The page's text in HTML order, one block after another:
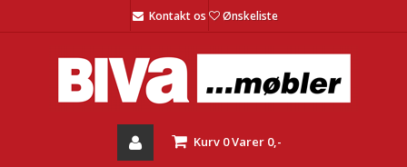
Kontakt os Ønskeliste
Kurv 0Varer 0,-